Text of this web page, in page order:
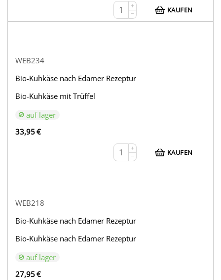
+
−
KAUFEN
WEB234
Bio-Kuhkäse nach Edamer Rezeptur
Bio-Kuhkäse mit Trüffel
auf lager
33,95€
+
−
KAUFEN
WEB218
Bio-Kuhkäse nach Edamer Rezeptur
Bio-Kuhkäse nach Edamer Rezeptur
auf lager
27,95€